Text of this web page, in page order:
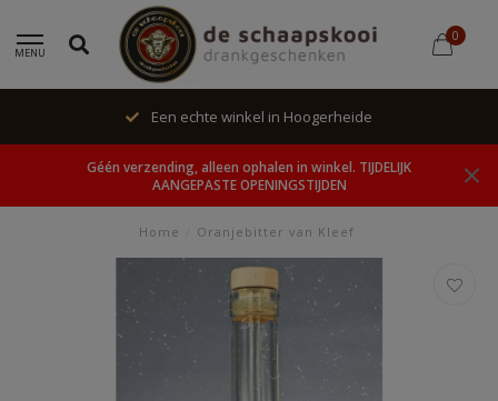
MENU
0
Een echte winkel in Hoogerheide
Géén verzending, alleen ophalen in winkel. TIJDELIJK
AANGEPASTE OPENINGSTIJDEN
Home Oranjebitter van Kleef